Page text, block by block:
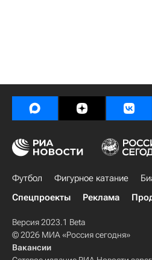
Футбол Фигурное катание
Спецпроекты
Реклама
Версия 2023.1 Beta
© 2026 МИА «Россия сегодня»
Вакансии